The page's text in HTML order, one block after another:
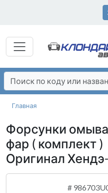
Главная
Форсунки
фар ( комплект )
Оригинал
#